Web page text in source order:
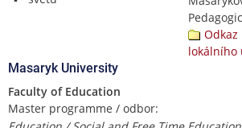
lokálního
Masaryk University
Faculty of Education
Master programme / odbor: